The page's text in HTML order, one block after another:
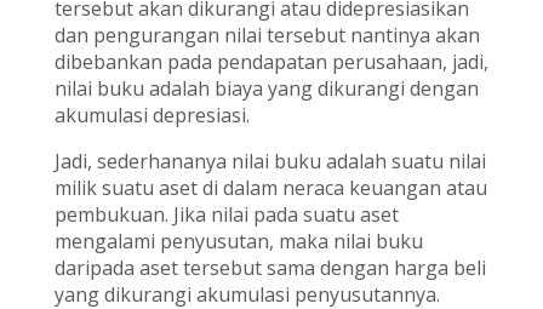
tersebut akan dikurangi atau didepresiasikan
dan pengurangan nilai tersebut nantinya akan
dibebankan pada pendapatan perusahaan, jadi,
nilai buku adalah biaya yang dikurangi dengan
akumulasi depresiasi.
Jadi, sederhananya nilai buku adalah suatu nilai
milik suatu aset di dalam neraca keuangan atau
pembukuan. Jika nilai pada suatu aset
mengalami penyusutan, maka nilai buku
daripada aset tersebut sama dengan harga beli
yang dikurangi akumulasi penyusutannya.